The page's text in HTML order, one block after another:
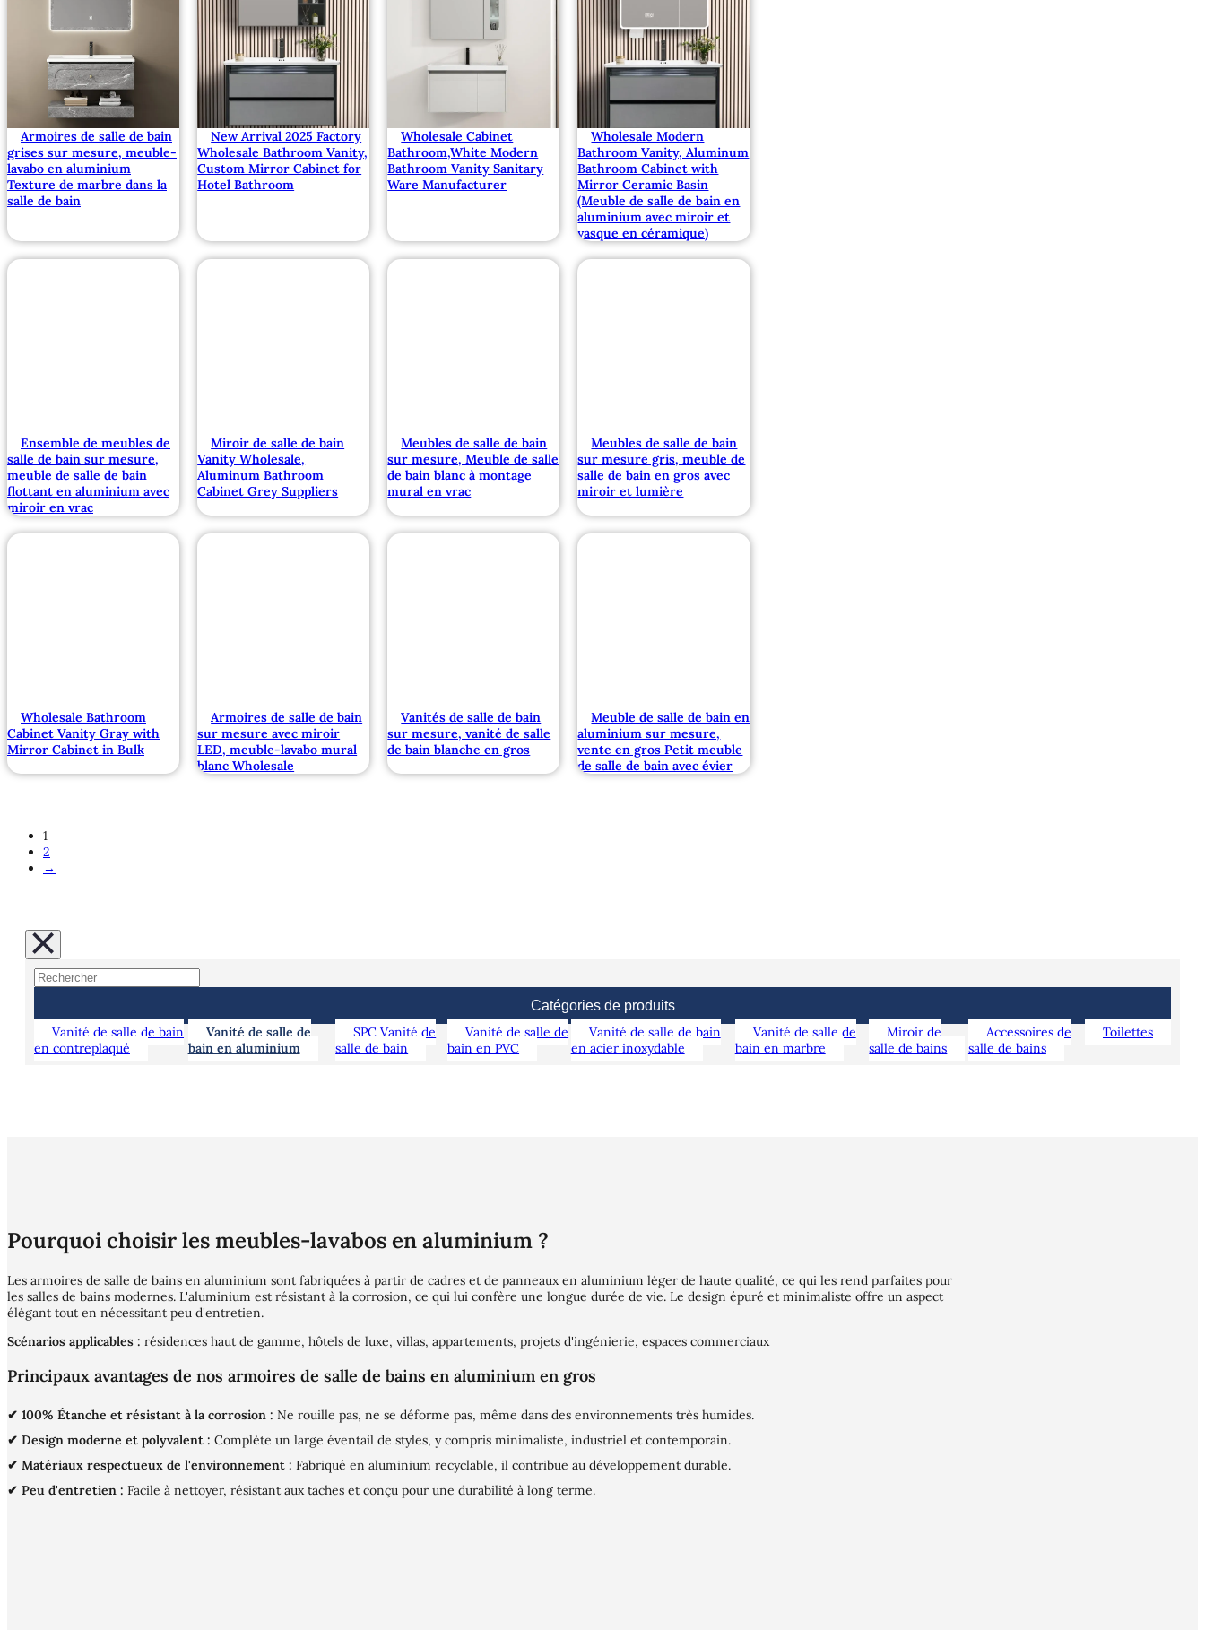
Armoires de salle de bain
grises sur mesure, meuble-
lavabo en aluminium
Texture de marbre dans la
salle de bain
New Arrival 2025 Factory
Wholesale Bathroom Vanity,
Custom Mirror Cabinet for
Hotel Bathroom
Wholesale Cabinet
Bathroom,White Modern
Bathroom Vanity Sanitary
Ware Manufacturer
Wholesale Modern
Bathroom Vanity, Aluminum
Bathroom Cabinet with
Mirror Ceramic Basin
(Meuble de salle de bain en
aluminium avec miroir et
vasque en céramique)
Ensemble de meubles de
salle de bain sur mesure,
meuble de salle de bain
flottant en aluminium avec
miroir en vrac
Miroir de salle de bain
Vanity Wholesale,
Aluminum Bathroom
Cabinet Grey Suppliers
Meubles de salle de bain
sur mesure, Meuble de salle
de bain blanc à montage
mural en vrac
Meubles de salle de bain
sur mesure gris, meuble de
salle de bain en gros avec
miroir et lumière
Wholesale Bathroom
Cabinet Vanity Gray with
Mirror Cabinet in Bulk
Armoires de salle de bain
sur mesure avec miroir
LED, meuble-lavabo mural
blanc Wholesale
Vanités de salle de bain
sur mesure, vanité de salle
de bain blanche en gros
Meuble de salle de bain en
aluminium sur mesure,
vente en gros Petit meuble
de salle de bain avec évier
1
2
→
Catégories de produits
Vanité de salle de bain
en contreplaqué
Vanité de salle de
bain en aluminium
SPC Vanité de
salle de bain
Vanité de salle de
bain en PVC
Vanité de salle de bain
en acier inoxydable
Vanité de salle de
bain en marbre
Miroir de
salle de bains
Accessoires de
salle de bains
Toilettes
Pourquoi choisir les meubles-lavabos en aluminium ?
Les armoires de salle de bains en aluminium sont fabriquées à partir de cadres et de panneaux en aluminium léger de haute qualité, ce qui les rend parfaites pour
les salles de bains modernes. L'aluminium est résistant à la corrosion, ce qui lui confère une longue durée de vie. Le design épuré et minimaliste offre un aspect
élégant tout en nécessitant peu d'entretien.
Scénarios applicables : résidences haut de gamme, hôtels de luxe, villas, appartements, projets d'ingénierie, espaces commerciaux
Principaux avantages de nos armoires de salle de bains en aluminium en gros
✔ 100% Étanche et résistant à la corrosion : Ne rouille pas, ne se déforme pas, même dans des environnements très humides.
✔ Design moderne et polyvalent : Complète un large éventail de styles, y compris minimaliste, industriel et contemporain.
✔ Matériaux respectueux de l'environnement : Fabriqué en aluminium recyclable, il contribue au développement durable.
✔ Peu d'entretien : Facile à nettoyer, résistant aux taches et conçu pour une durabilité à long terme.